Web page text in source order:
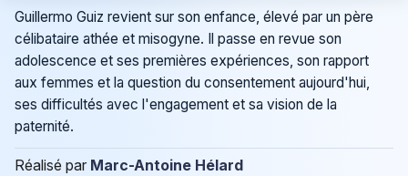
Guillermo Guiz revient sur son enfance, élevé par un père
célibataire athée et misogyne. Il passe en revue son
adolescence et ses premières expériences, son rapport
aux femmes et la question du consentement aujourd'hui,
ses difficultés avec l'engagement et sa vision de la
paternité.
Réalisé par Marc-Antoine Hélard